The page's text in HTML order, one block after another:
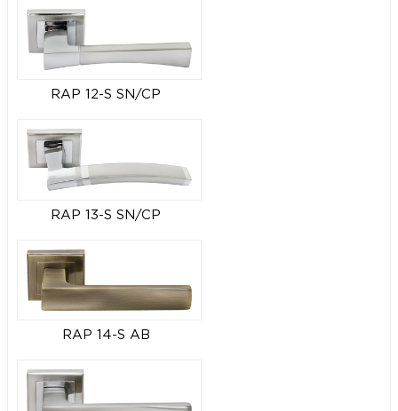
RAP 12-S SN/CP
RAP 13-S SN/CP
RAP 14-S AB